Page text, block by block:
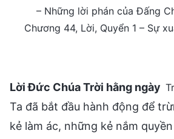
– Những lời phán của Đấng
Chương 44, Lời, Quyển 1 – Sự
Lời Đức Chúa Trời hằng ngày
Ta đã bắt đầu hành động để
kẻ làm ác, những kẻ nắm